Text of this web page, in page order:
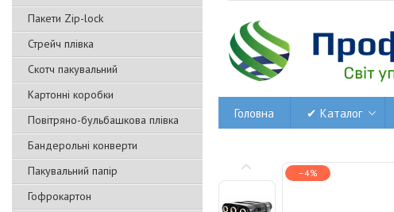
Пакети Zip-lock
Стрейч плівка
Скотч пакувальний
Картонні коробки
Повітряно-бульбашкова плівка
Бандерольні конверти
Пакувальний папір
Гофрокартон
Головна ✔ Каталог
–4%